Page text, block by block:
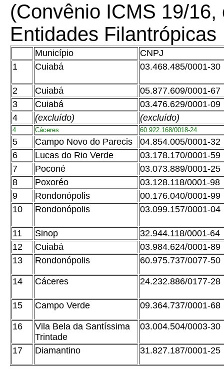
(Convênio ICMS 19/
Entidades Filantrópicas
Município
CNPJ
1
Cuiabá 03.468.485/0001-30
2 Cuiabá
05.877.609/0001-67
3
Cuiabá
03.476.629/0001-09
4
(excluído) (excluído)
4 Cáceres 60.922.168/0018-24
5 Campo Novo do Parecis
04.854.005/0001-32
6
Lucas do Rio Verde
03.178.170/0001-59
7
Poconé
03.073.889/0001-25
8
Poxoréo
03.128.118/0001-98
9
Rondonópolis
00.176.040/0001-99
10
Rondonópolis 03.099.157/0001-04
11 Sinop
32.944.118/0001-64
12
Cuiabá
03.984.624/0001-89
13
Rondonópolis 60.975.737/0077-50
14 Cáceres 24.232.886/0177-28
15 Campo Verde 09.364.737/0001-68
16
Vila Bela da Santíssima
Trintade
03.004.504/0003-30
17 Diamantino 31.827.187/0001-25